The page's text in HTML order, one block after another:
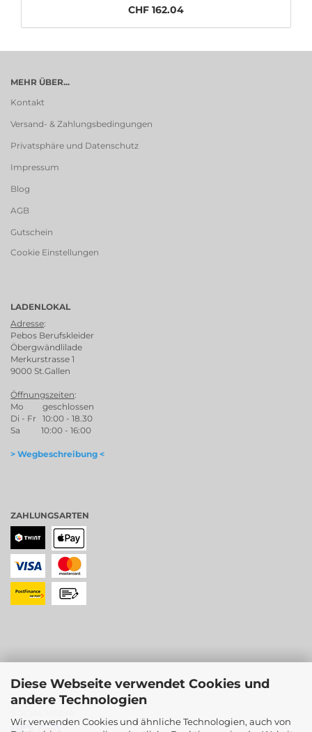
Diese Webseite verwendet Cookies und
andere Technologien
Wir verwenden Cookies und ähnliche Technologien, auch von
CHF 162.04
MEHR ÜBER...
Kontakt
Versand- & Zahlungsbedingungen
Privatsphäre und Datenschutz
Impressum
Blog
AGB
Gutschein
Cookie Einstellungen
LADENLOKAL
Adresse:
Pebos Berufskleider
Öbergwändlilade
Merkurstrasse 1
9000 St.Gallen
Öffnungszeiten:
Mo geschlossen
Di - Fr 10:00 - 18.30
Sa 10:00 - 16:00
> Wegbeschreibung <
ZAHLUNGSARTEN